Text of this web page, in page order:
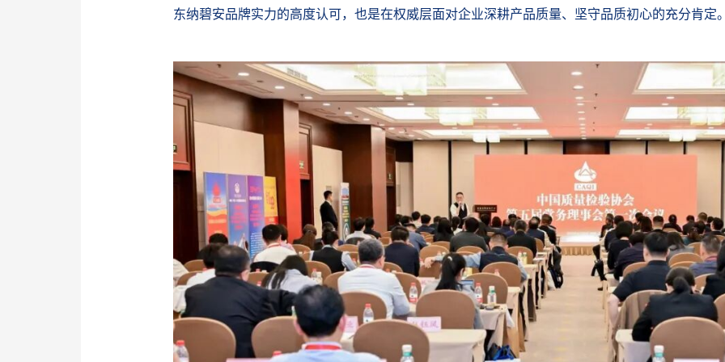
东纳碧安品牌实力的高度认可，也是在权威层面对企业深耕产品质量、坚守品质初心的充分肯定